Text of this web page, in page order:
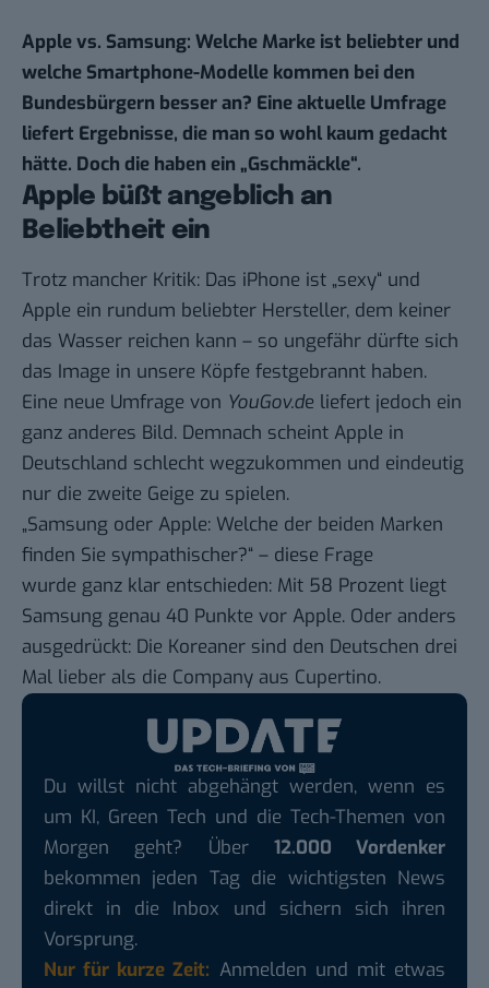
Apple vs. Samsung: Welche Marke ist beliebter und
welche Smartphone-Modelle kommen bei den
Bundesbürgern besser an? Eine aktuelle Umfrage
liefert Ergebnisse, die man so wohl kaum gedacht
hätte. Doch die haben ein „Gschmäckle“.
Apple büßt angeblich an
Beliebtheit ein
Trotz mancher Kritik: Das iPhone ist „sexy“ und
Apple ein rundum beliebter Hersteller, dem keiner
das Wasser reichen kann – so ungefähr dürfte sich
das Image in unsere Köpfe festgebrannt haben.
Eine neue Umfrage von YouGov.de liefert jedoch ein
ganz anderes Bild. Demnach scheint Apple in
Deutschland schlecht wegzukommen und eindeutig
nur die zweite Geige zu spielen.
„Samsung oder Apple: Welche der beiden Marken
finden Sie sympathischer?“ – diese Frage
wurde ganz klar entschieden: Mit 58 Prozent liegt
Samsung genau 40 Punkte vor Apple. Oder anders
ausgedrückt: Die Koreaner sind den Deutschen drei
Mal lieber als die Company aus Cupertino.
Du willst nicht abgehängt werden, wenn es
um KI, Green Tech und die Tech-Themen von
Morgen geht? Über 12.000 Vordenker
bekommen jeden Tag die wichtigsten News
direkt in die Inbox und sichern sich ihren
Vorsprung.
Nur für kurze Zeit: Anmelden und mit etwas